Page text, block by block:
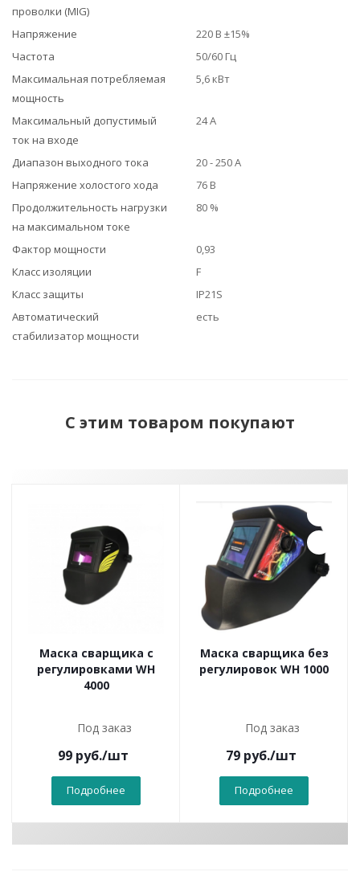
проволки (MIG)
Напряжение
220 В ±15%
Частота
50/60 Гц
Максимальная потребляемая
мощность
5,6 кВт
Максимальный допустимый
ток на входе
24 А
Диапазон выходного тока
20 - 250 А
Напряжение холостого хода
76 В
Продолжительность нагрузки
на максимальном токе
80 %
Фактор мощности
0,93
Класс изоляции
F
Класс защиты
IP21S
Автоматический
стабилизатор мощности
есть
С этим товаром покупают
Маска сварщика с
регулировками WH
4000
Под заказ
99 руб./шт
Подробнее
Маска сварщика без
регулировок WH 1000
Под заказ
79 руб./шт
Подробнее